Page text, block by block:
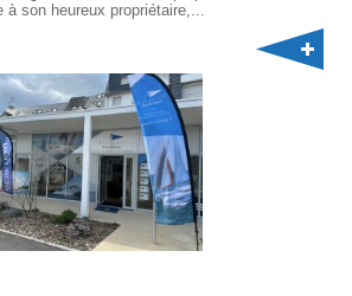
à son heureux propriétaire,...